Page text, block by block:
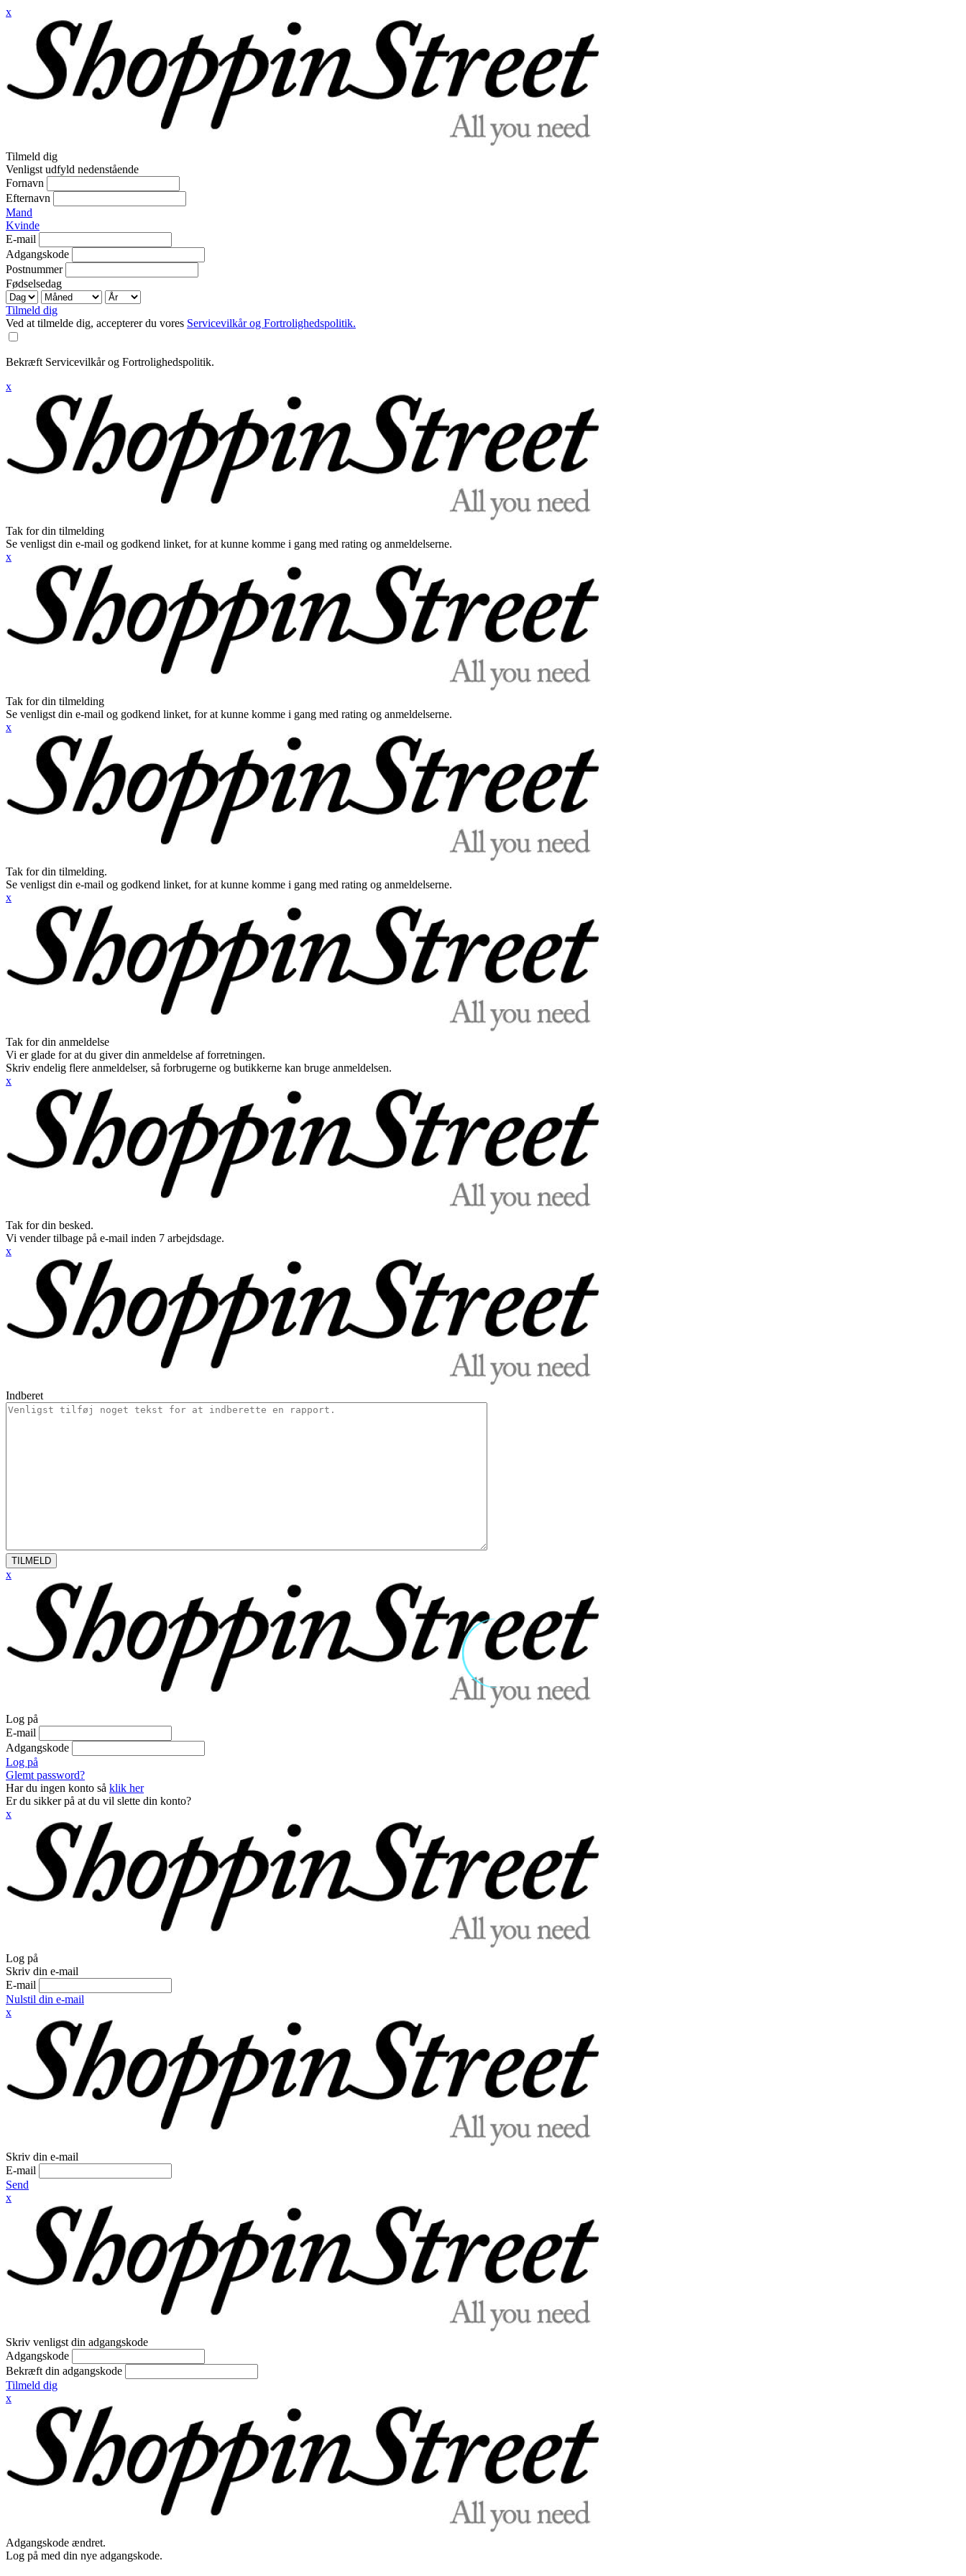
x
Tilmeld dig
Venligst udfyld nedenstående
Fornavn
Efternavn
Mand
Kvinde
E-mail
Adgangskode
Postnummer
Fødselsedag
Tilmeld dig
Ved at tilmelde dig, accepterer du vores Servicevilkår og Fortrolighedspolitik.
Bekræft Servicevilkår og Fortrolighedspolitik.
x
Tak for din tilmelding
Se venligst din e-mail og godkend linket, for at kunne komme i gang med rating og anmeldelserne.
x
Tak for din tilmelding
Se venligst din e-mail og godkend linket, for at kunne komme i gang med rating og anmeldelserne.
x
Tak for din tilmelding.
Se venligst din e-mail og godkend linket, for at kunne komme i gang med rating og anmeldelserne.
x
Tak for din anmeldelse
Vi er glade for at du giver din anmeldelse af forretningen.
Skriv endelig flere anmeldelser, så forbrugerne og butikkerne kan bruge anmeldelsen.
x
Tak for din besked.
Vi vender tilbage på e-mail inden 7 arbejdsdage.
x
Indberet
TILMELD
x
Log på
E-mail
Adgangskode
Log på
Glemt password?
Har du ingen konto så klik her
Er du sikker på at du vil slette din konto?
x
Log på
Skriv din e-mail
E-mail
Nulstil din e-mail
x
Skriv din e-mail
E-mail
Send
x
Skriv venligst din adgangskode
Adgangskode
Bekræft din adgangskode
Tilmeld dig
x
Adgangskode ændret.
Log på med din nye adgangskode.